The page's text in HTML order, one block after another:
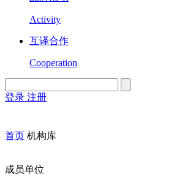
Activity
互译合作
Cooperation
登录 注册
首页 机构库
成员单位